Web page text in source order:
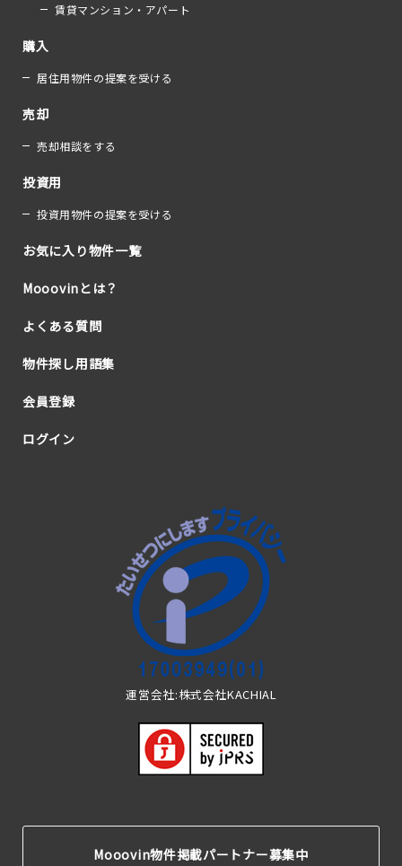
賃貸マンション・アパート
購入
居住用物件の提案を受ける
売却
売却相談をする
投資用
投資用物件の提案を受ける
お気に入り物件一覧
Mooovinとは？
よくある質問
物件探し用語集
会員登録
ログイン
運営会社:株式会社KACHIAL
Mooovin物件掲載パートナー募集中